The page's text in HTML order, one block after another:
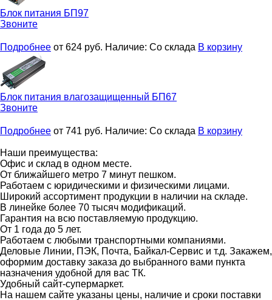
Блок питания БП97
Звоните
Подробнее от 624 руб. Наличие: Со склада В корзину
Блок питания влагозащищенный БП67
Звоните
Подробнее от 741 руб. Наличие: Со склада В корзину
Наши преимущества:
Офис и склад в одном месте.
От ближайшего метро 7 минут пешком.
Работаем с юридическими и физическими лицами.
Широкий ассортимент продукции в наличии на складе.
В линейке более 70 тысяч модификаций.
Гарантия на всю поставляемую продукцию.
От 1 года до 5 лет.
Работаем с любыми транспортными компаниями.
Деловые Линии, ПЭК, Почта, Байкал-Сервис и т.д. Закажем,
оформим доставку заказа до выбранного вами пункта
назначения удобной для вас ТК.
Удобный сайт-супермаркет.
На нашем сайте указаны цены, наличие и сроки поставки